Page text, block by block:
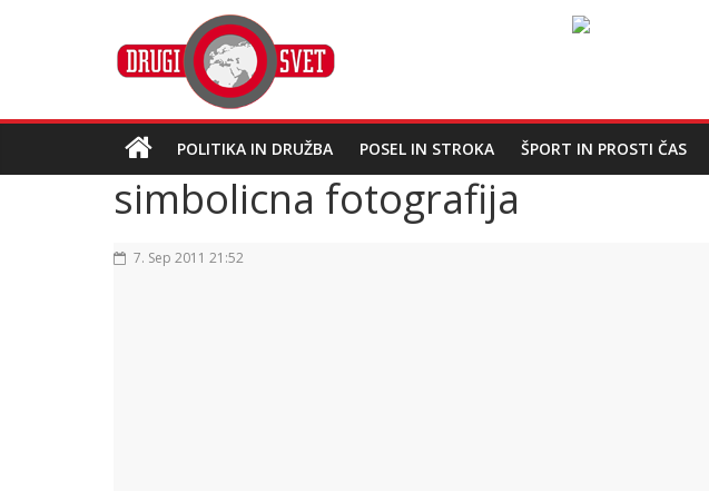
POLITIKA IN DRUŽBA POSEL IN STROKA ŠPORT IN PROSTI ČAS
simbolicna fotografija
7. Sep 2011 21:52